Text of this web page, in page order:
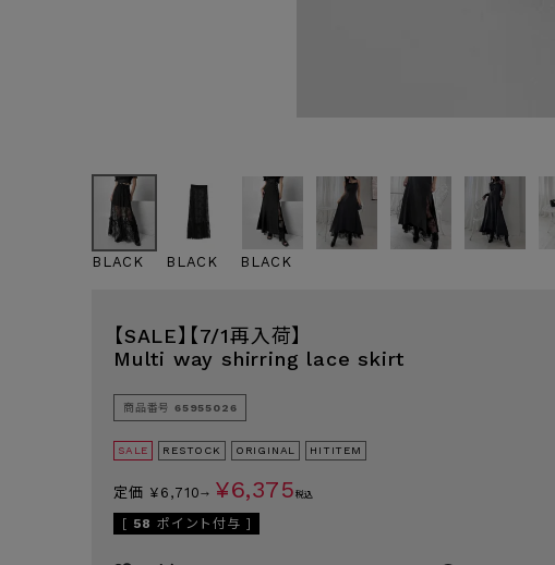
BLACK BLACK BLACK
【SALE】【7/1再入荷】
Multi way shirring lace skirt
商品番号 65955026
SALE RESTOCK ORIGINAL HITITEM
定価 ¥ 6,710→ ¥6,375 税込
[ 58 ポイント付与 ]